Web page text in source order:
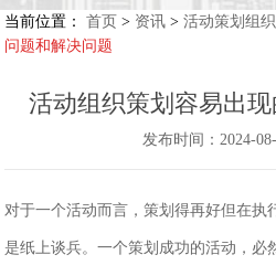
解决方案
当前位置： 首页 > 资讯 >活动策划组织
问题和解决问题
活动组织策划容易出
发布时间：2024-
对于一个活动而言，策划得再好但在执
是纸上谈兵。一个策划成功的活动，必